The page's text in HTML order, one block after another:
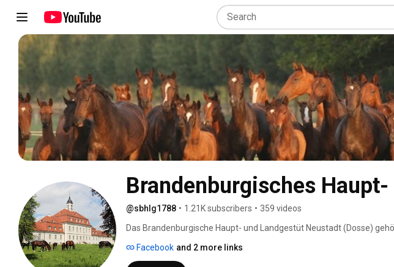
Brandenburgisches
@sbhlg1788 • 1.21K subscribers • 359 videos
Das Brandenburgische Haupt- und Landgestüt Neustadt (Dosse)
Facebook and 2 more links